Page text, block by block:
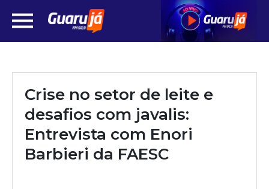
Crise no setor de leite e
desafios com javalis:
Entrevista com Enori
Barbieri da FAESC